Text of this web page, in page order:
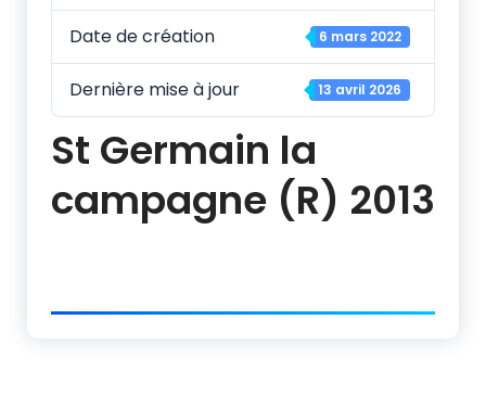
Date de création 6 mars 2022
Dernière mise à jour 13 avril 2026
St Germain la
campagne (R) 2013